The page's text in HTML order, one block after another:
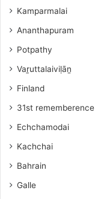
Kamparmalai
Ananthapuram
‎Potpathy
Vaṟuttalaiviḷāṉ
Finland
31st rememberence
Echchamodai
Kachchai
Bahrain
Galle